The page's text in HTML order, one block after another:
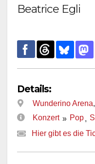
Beatrice Egli
Details:
Wunderino Arena,
Konzert » Pop,
Hier gibt es die